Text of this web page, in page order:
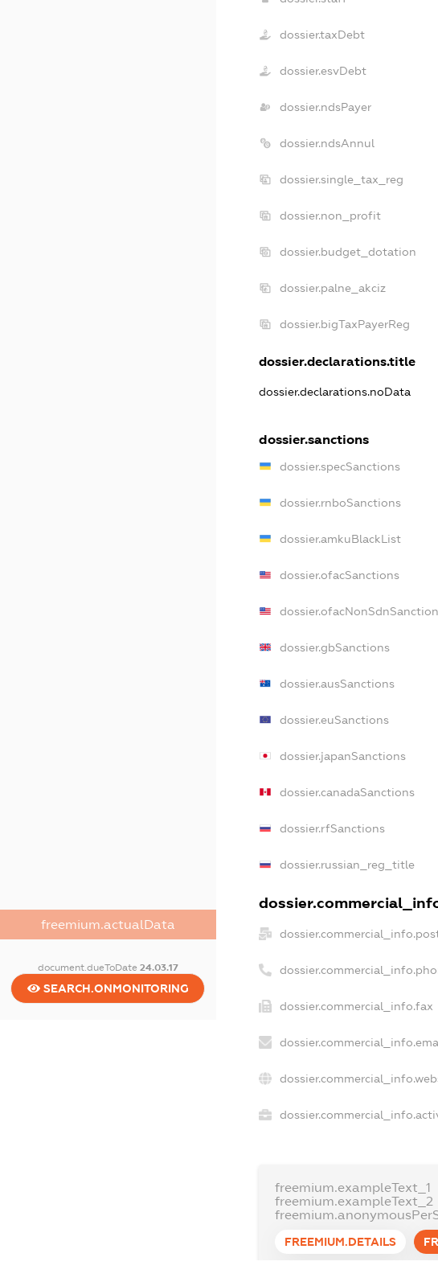
freemium.actualData
document.dueToDate 24.03.17
SEARCH.ONMONITORING
dossier.taxDebt
dossier.esvDebt
dossier.ndsPayer
dossier.ndsAnnul
dossier.single_tax_reg
dossier.non_profit
dossier.budget_dotation
dossier.palne_akciz
dossier.bigTaxPayerReg
dossier.declarations.title
dossier.declarations.noData
dossier.sanctions
dossier.specSanctions
dossier.rnboSanctions
dossier.amkuBlackList
dossier.ofacSanctions
dossier.gbSanctions
dossier.ausSanctions
dossier.euSanctions
dossier.japanSanctions
dossier.canadaSanctions
dossier.rfSanctions
dossier.russian_reg_title
dossier.commercial_info.fax
freemium.exampleText_1
freemium.exampleText_2
FREEMIUM.DETAILS